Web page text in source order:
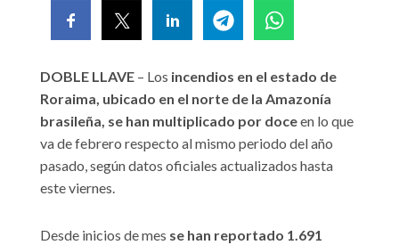
DOBLE LLAVE – Los incendios en el estado de
Roraima, ubicado en el norte de la Amazonía
brasileña, se han multiplicado por doceen lo que
va de febrero respecto al mismo periodo del año
pasado, según datos oficiales actualizados hasta
este viernes.
Desde inicios de mes se han reportado 1.691